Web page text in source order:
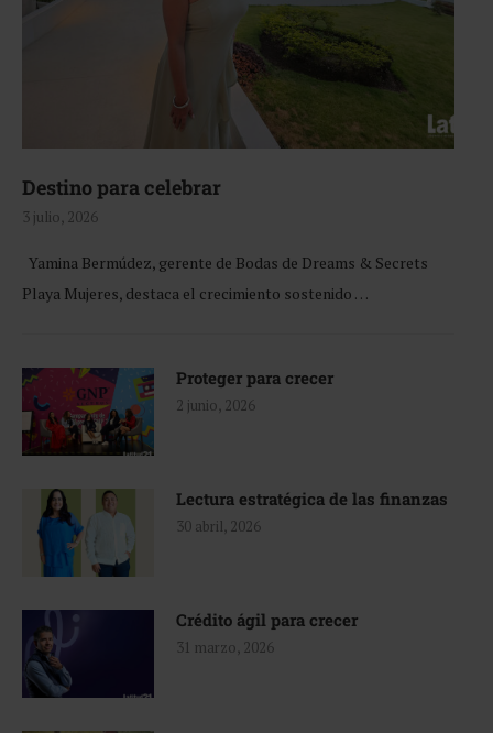
Destino para celebrar
3 julio, 2026
Yamina Bermúdez, gerente de Bodas de Dreams & Secrets
Playa Mujeres, destaca el crecimiento sostenido …
Proteger para crecer
2 junio, 2026
Lectura estratégica de las finanzas
30 abril, 2026
Crédito ágil para crecer
31 marzo, 2026